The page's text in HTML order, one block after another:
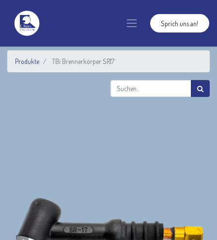
Sprich uns an!
Produkte TBi Brennerkörper SR17